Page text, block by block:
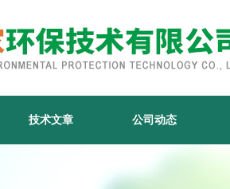
技术文章 公司动态